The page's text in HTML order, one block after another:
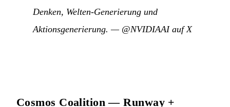
Denken, Welten-Generierung und
Aktionsgenerierung. — @NVIDIAAI auf X
Cosmos Coalition — Runway +